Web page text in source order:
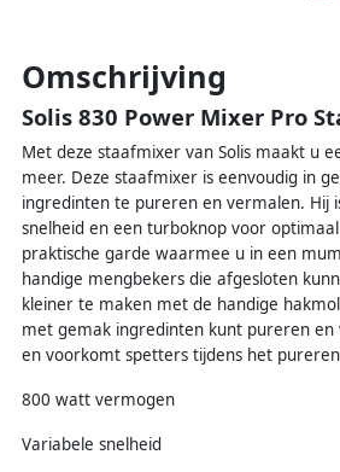
Omschrijving
Solis 830 Power Mixer Pro
Met deze staafmixer van Solis maakt u
meer. Deze staafmixer is eenvoudig in
ingredinten te pureren en vermalen. Hij
snelheid en een turboknop voor
praktische garde waarmee u in een
handige mengbekers die afgesloten
kleiner te maken met de handige
met gemak ingredinten kunt pureren en
en voorkomt spetters tijdens het
800 watt vermogen
Variabele snelheid